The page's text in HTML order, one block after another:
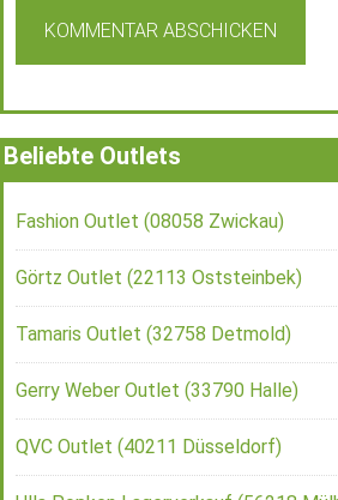
Beliebte Outlets
Fashion Outlet (08058 Zwickau)
Görtz Outlet (22113 Oststeinbek)
Tamaris Outlet (32758 Detmold)
Gerry Weber Outlet (33790 Halle)
QVC Outlet (40211 Düsseldorf)